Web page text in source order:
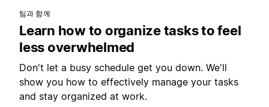
팀과 함께
Learn how to organize tasks to feel
less overwhelmed
Don't let a busy schedule get you down. We'll
show you how to effectively manage your tasks
and stay organized at work.